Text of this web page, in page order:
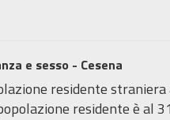
e sesso - Cesena
residente
residente è al